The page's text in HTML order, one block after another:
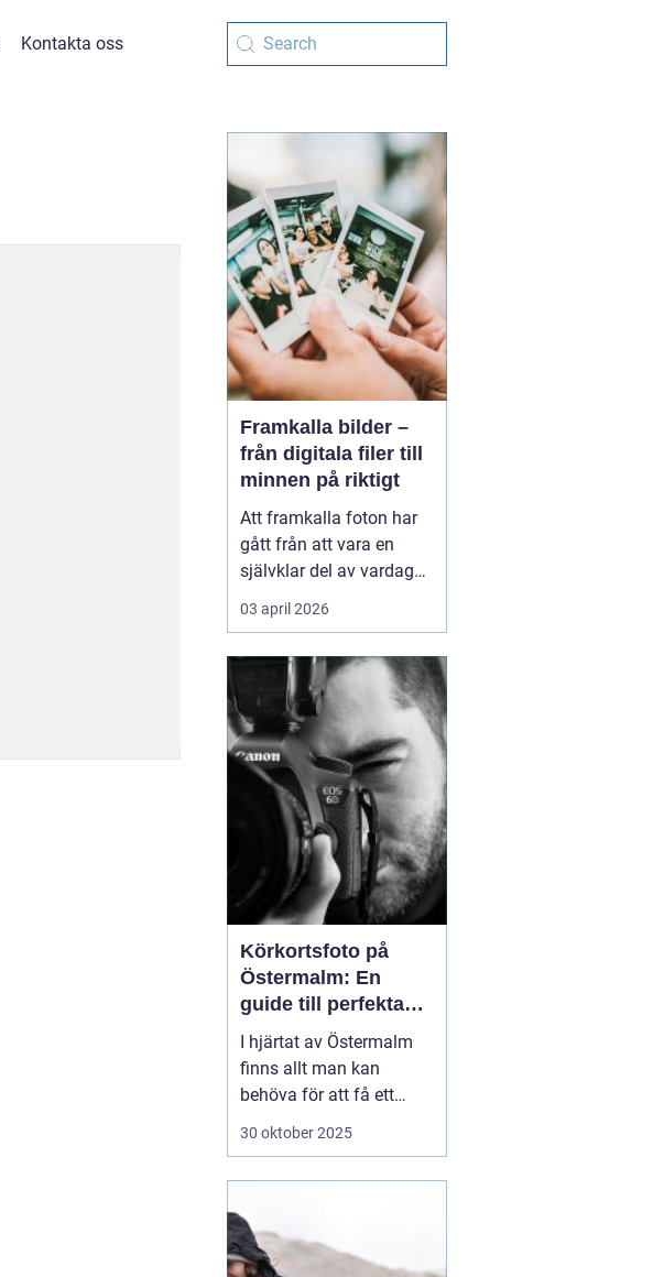
Kontakta oss
Framkalla bilder –
från digitala filer till
minnen på riktigt
Att framkalla foton har
gått från att vara en
självklar del av vardagen
till något många skjuter
upp. Mobilen är full av
tomma. Samtidigt har
viljan att omge sig med
personliga motiv...
03 april 2026
Körkortsfoto på
Östermalm: En
guide till perfekta
ID-bilder
I hjärtat av Östermalm
finns allt man kan
behöva för att få ett
perfekt körkorts- eller ID-
foto till ditt pass eller id-
kort,...
30 oktober 2025